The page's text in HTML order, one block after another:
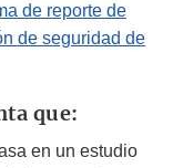
de reporte de
de seguridad de
que:
en un estudio